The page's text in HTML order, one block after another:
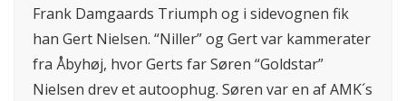
Frank Damgaards Triumph og i sidevognen fik
han Gert Nielsen. “Niller” og Gert var kammerater
fra Åbyhøj, hvor Gerts far Søren “Goldstar”
Nielsen drev et autoophug. Søren var en af AMK´s